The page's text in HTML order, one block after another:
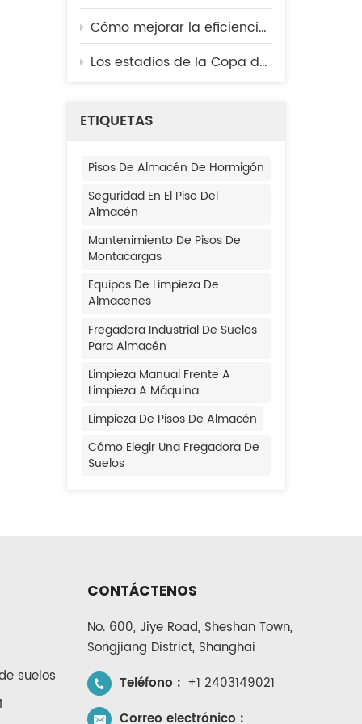
Cómo mejorar la eficiencia de la limpieza diaria en cocinas, cafeterías y plantas procesadoras de alimentos.
Los estadios de la Copa del Mundo se mantienen listos para los partidos: aquí te mostramos la tecnología de limpieza que se utiliza entre bastidores.
ETIQUETAS
Pisos De Almacén De Hormigón
Seguridad En El Piso Del
Almacén
Mantenimiento De Pisos De
Montacargas
Equipos De Limpieza De
Almacenes
Fregadora Industrial De Suelos
Para Almacén
Limpieza Manual Frente A
Limpieza A Máquina
Limpieza De Pisos De Almacén
Cómo Elegir Una Fregadora De
Suelos
suelos
CONTÁCTENOS
No. 600, Jiye Road, Sheshan Town,
Songjiang District, Shanghai
Teléfono : +1 2403149021
Correo electrónico :